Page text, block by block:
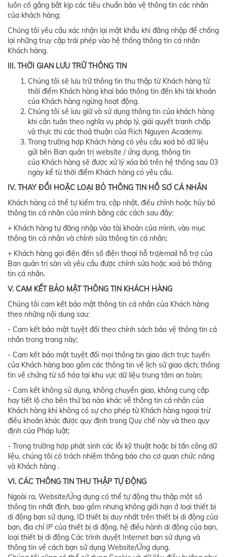
luôn cố gắng bắt kịp các tiêu chuẩn bảo vệ thông tin các nhân
của khách hàng;
Chúng tôi yêu cầu xác nhận lại mật khẩu khi đăng nhập để chống
lại những truy cập trái phép vào hệ thống thông tin cá nhân
Khách hàng.
III. THỜI GIAN LƯU TRỮ THÔNG TIN
Chúng tôi sẽ lưu trữ thông tin thu thập từ Khách hàng từ
thời điểm Khách hàng khai báo thông tin đến khi tài khoản
của Khách hàng ngừng hoạt động.
Chúng tôi sẽ lưu giữ và sử dụng thông tin của khách hàng
khi cần tuân theo nghĩa vụ pháp lý, giải quyết tranh chấp
và thực thi các thoả thuận của Rich Nguyen Academy.
Trong trường hợp Khách hàng có yêu cầu xoá bỏ dữ liệu
gửi bên Ban quản trị website / ứng dụng, thông tin
của Khách hàng sẽ được xử lý xóa bỏ trên hệ thống sau 03
ngày kể từ thời điểm Khách hàng có yêu cầu.
IV. THAY ĐỔI HOẶC LOẠI BỎ THÔNG TIN HỒ SƠ CÁ NHÂN
Khách hàng có thể tự kiểm tra, cập nhật, điều chỉnh hoặc hủy bỏ
thông tin cá nhân của mình bằng các cách sau đây:
+ Khách hàng tự đăng nhập vào tài khoản của mình, vào mục
thông tin cá nhân và chỉnh sửa thông tin cá nhân;
+ Khách hàng gọi điện đến số điện thoại hỗ trợ/email hỗ trợ của
Ban quản trị sàn và yêu cầu được chỉnh sửa hoặc xoá bỏ thông
tin cá nhân.
V. CAM KẾT BẢO MẬT THÔNG TIN KHÁCH HÀNG
Chúng tôi cam kết bảo mật thông tin cá nhân của Khách hàng
theo những nội dung sau:
- Cam kết bảo mật tuyệt đối theo chính sách bảo vệ thông tin cá
nhân trong trang này;
- Cam kết bảo mật tuyệt đối mọi thông tin giao dịch trực tuyến
của Khách hàng bao gồm các thông tin về lịch sử giao dịch; thông
tin về chứng từ số hóa tại khu vực dữ liệu trung tâm an toàn;
- Cam kết không sử dụng, không chuyển giao, không cung cấp
hay tiết lộ cho bên thứ ba nào khác về thông tin cá nhân của
Khách hàng khi không có sự cho phép từ Khách hàng ngoại trừ
điều khoản khác được quy định trong Quy chế này và theo quy
định của Pháp luật;
- Trong trường hợp phát sinh các lỗi kỹ thuật hoặc bị tấn công dữ
liệu, chúng tôi có trách nhiệm thông báo cho cơ quan chức năng
và Khách hàng .
VI. CÁC THÔNG TIN THU THẬP TỰ ĐỘNG
Ngoài ra, Website/Ứng dụng có thể tự động thu thập một số
thông tin nhất định, bao gồm nhưng không giới hạn ở loại thiết bị
di động bạn sử dụng, ID thiết bị duy nhất trên thiết bị di động của
bạn, địa chỉ IP của thiết bị di động, hệ điều hành di động của bạn,
loại thiết bị di động Các trình duyệt Internet bạn sử dụng và
thông tin về cách bạn sử dụng Website/Ứng dụng.